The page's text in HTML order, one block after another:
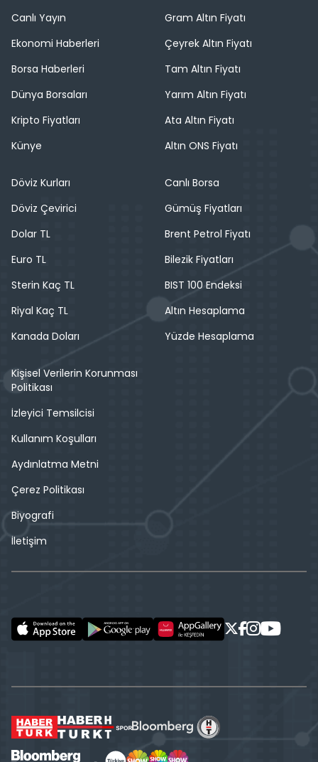
Canlı Yayın
Ekonomi Haberleri
Borsa Haberleri
Dünya Borsaları
Kripto Fiyatları
Künye
Gram Altın Fiyatı
Çeyrek Altın Fiyatı
Tam Altın Fiyatı
Yarım Altın Fiyatı
Ata Altın Fiyatı
Altın ONS Fiyatı
Döviz Kurları
Döviz Çevirici
Dolar TL
Euro TL
Sterin Kaç TL
Riyal Kaç TL
Kanada Doları
Canlı Borsa
Gümüş Fiyatları
Brent Petrol Fiyatı
Bilezik Fiyatları
BIST 100 Endeksi
Altın Hesaplama
Yüzde Hesaplama
Kişisel Verilerin Korunması
Politikası
İzleyici Temsilcisi
Kullanım Koşulları
Aydınlatma Metni
Çerez Politikası
Biyografi
İletişim